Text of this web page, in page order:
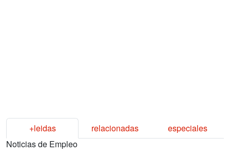
+leidas relacionadas
especiales
Noticias de Empleo